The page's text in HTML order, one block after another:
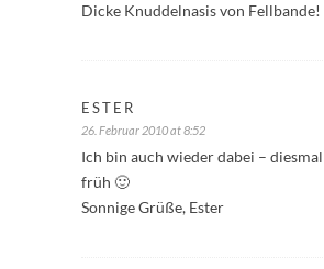
Dicke Knuddelnasis von Fellbande!
ESTER
26. Februar 2010 at 8:52
Ich bin auch wieder dabei –
früh 🙂
Sonnige Grüße, Ester